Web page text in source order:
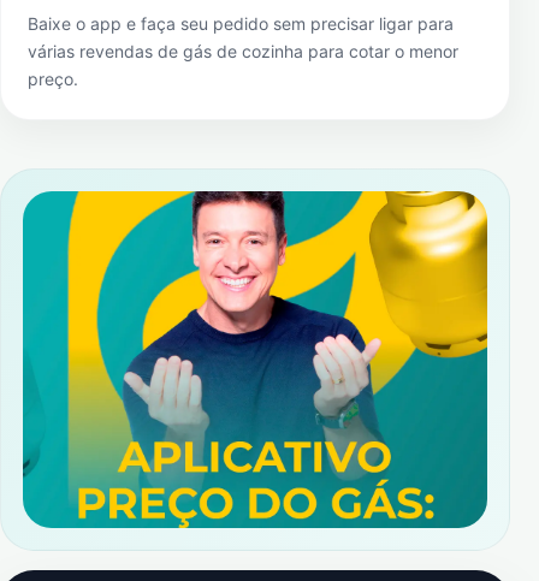
Baixe o app e faça seu pedido sem precisar ligar para
várias revendas de gás de cozinha para cotar o menor
preço.